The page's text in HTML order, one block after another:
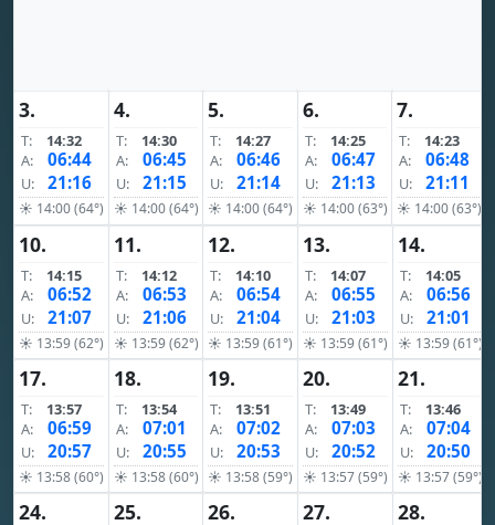
3.
T:
14:32
A:
06:44
U: 21:16
☀ 14:00 (64°)
4.
T:
14:30
A:
06:45
U: 21:15
☀ 14:00 (64°)
5.
T:
14:27
A:
06:46
U: 21:14
☀ 14:00 (64°)
6.
T:
14:25
A:
06:47
U: 21:13
☀ 14:00 (63°)
7.
T:
14:23
A:
06:48
U: 21:11
☀ 14:00 (63°)
10.
T:
14:15
A:
06:52
U: 21:07
☀ 13:59 (62°)
11.
T:
14:12
A:
06:53
U: 21:06
☀ 13:59 (62°)
12.
T:
14:10
A:
06:54
U: 21:04
☀ 13:59 (61°)
13.
T:
14:07
A:
06:55
U: 21:03
☀ 13:59 (61°)
14.
T:
14:05
A:
06:56
U: 21:01
☀ 13:59 (61°)
17.
T:
13:57
A:
06:59
U: 20:57
☀ 13:58 (60°)
18.
T:
13:54
A:
07:01
U: 20:55
☀ 13:58 (60°)
19.
T:
13:51
A:
07:02
U: 20:53
☀ 13:58 (59°)
20.
T:
13:49
A:
07:03
U: 20:52
☀ 13:57 (59°)
21.
T:
13:46
A:
07:04
U: 20:50
☀ 13:57 (59°)
24. 25. 26. 27. 28.